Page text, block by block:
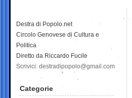
Destra di Popolo.net
Circolo Genovese di Cultura e
Politica
Diretto da Riccardo Fucile
Scrivici: destradipopolo@gmail.com
Categorie